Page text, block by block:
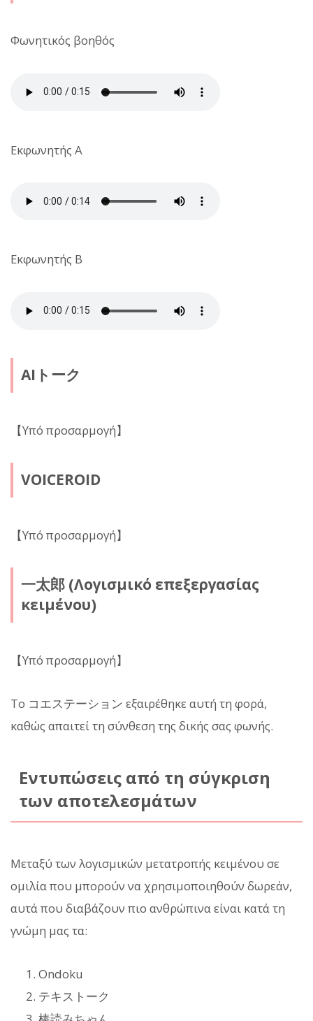
Φωνητικός βοηθός
Εκφωνητής A
Εκφωνητής B
AIトーク
【Υπό προσαρμογή】
VOICEROID
【Υπό προσαρμογή】
一太郎 (Λογισμικό επεξεργασίας
κειμένου)
【Υπό προσαρμογή】
Το コエステーション εξαιρέθηκε αυτή τη φορά,
καθώς απαιτεί τη σύνθεση της δικής σας φωνής.
Εντυπώσεις από τη σύγκριση
των αποτελεσμάτων
Μεταξύ των λογισμικών μετατροπής κειμένου σε
ομιλία που μπορούν να χρησιμοποιηθούν δωρεάν,
αυτά που διαβάζουν πιο ανθρώπινα είναι κατά τη
γνώμη μας τα:
Ondoku
テキストーク